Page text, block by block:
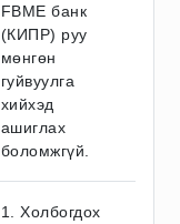
FBME банк
(КИПР) руу
мөнгөн
гуйвуулга
хийхэд
ашиглах
боломжгүй.
1. Холбогдох